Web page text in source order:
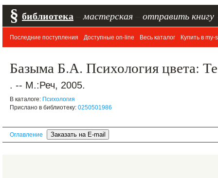
§ библиотека мастерская отправить книгу
Последние поступления Доступные on-line Весь каталог Купить в my-
Базыма Б.А. Психология цвета:
. -- М.:Реч, 2005.
В каталоге: Психология
Прислано в библиотеку: 0250501986
Оглавление